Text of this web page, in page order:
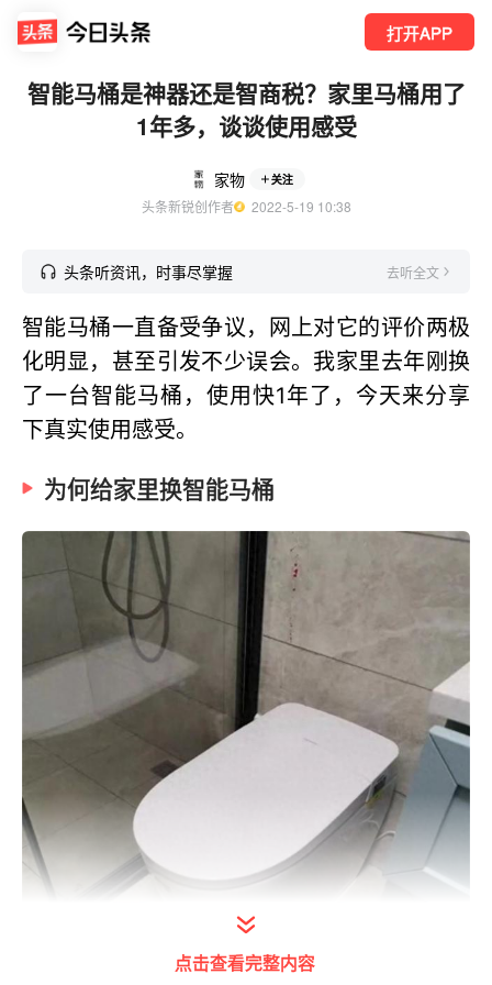
打开APP
智能马桶是神器还是智商税？家里马桶用了
1年多，谈谈使用感受
家物 关注
头条新锐创作者
  2022-5-19 10:38
头条听资讯，时事尽掌握 去听全文
智能马桶一直备受争议，网上对它的评价两极
化明显，甚至引发不少误会。我家里去年刚换
了一台智能马桶，使用快1年了，今天来分享
下真实使用感受。
为何给家里换智能马桶
点击查看完整内容